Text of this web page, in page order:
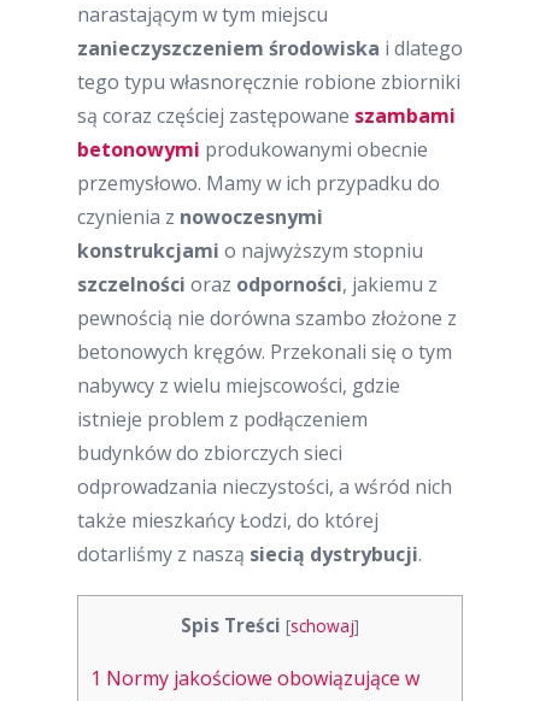
narastającym w tym miejscu
zanieczyszczeniem środowiska i dlatego
tego typu własnoręcznie robione zbiorniki
są coraz częściej zastępowane szambami
betonowymi produkowanymi obecnie
przemysłowo. Mamy w ich przypadku do
czynienia z nowoczesnymi
konstrukcjami o najwyższym stopniu
szczelności oraz odporności, jakiemu z
pewnością nie dorówna szambo złożone z
betonowych kręgów. Przekonali się o tym
nabywcy z wielu miejscowości, gdzie
istnieje problem z podłączeniem
budynków do zbiorczych sieci
odprowadzania nieczystości, a wśród nich
także mieszkańcy Łodzi, do której
dotarliśmy z naszą siecią dystrybucji.
Spis Treści [schowaj]
1 Normy jakościowe obowiązujące w